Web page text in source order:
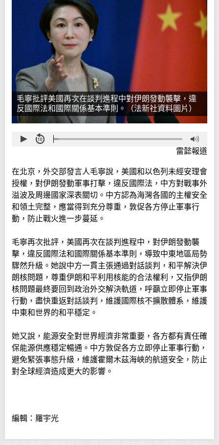
毛寧批評美國再次在談判進程中對伊朗發動襲擊，違
反國際法和國際關係基本準則。（法新社資料圖片）
雷懿報道
在北京，外交部發言人毛寧說，美國和以色列未經安理會
授權，對伊朗發動軍事打擊，違反國際法，中方對戰事外
溢波及周邊國家深表關切。中方認為海灣各國的主權安全
和領土完整，應當得到充分尊重，敦促各方停止軍事行
動，防止戰火進一步蔓延。
毛寧再次批評，美國再次在談判進程中，對伊朗發動襲
擊，違反國際法和國際關係基本準則，導致中東地區局勢
驟然升級。她說中方一貫主張通過對話談判，和平解決伊
朗核問題，尊重伊朗和平利用核能的合法權利，又指伊朗
核問題最終要回到政治外交解決軌道，呼籲立即停止軍事
行動，盡快重返對話談判，維護國際核不擴散體系，維護
中東和世界的和平穩定。
她又說，能源安全對世界經濟非常重要，各方都有責任確
保能源供應穩定暢通。中方敦促各方立即停止軍事行動，
避免緊張事態升級，維護霍爾木茲海峽的航道安全，防止
對全球經濟造成更大的影響。
編輯：羅宇光